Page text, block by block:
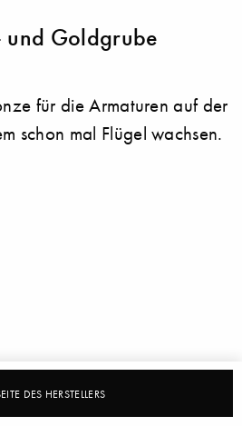
DES HERSTELLERS
und Goldgrube
für die Armaturen auf der
schon mal Flügel wachsen.